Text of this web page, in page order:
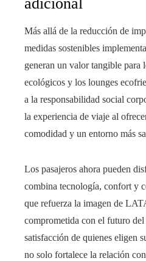
adicional
Más allá de la reducción de
medidas sostenibles
generan un valor tangible para
ecológicos y los lounges
a la responsabilidad social
la experiencia de viaje al
comodidad y un entorno más
Los pasajeros ahora pueden
combina tecnología, confort y
que refuerza la imagen de
comprometida con el futuro
satisfacción de quienes eligen
no solo fortalece la relación